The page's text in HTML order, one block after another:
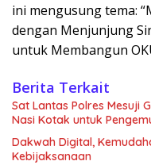
ini mengusung tema:
dengan Menjunjung
untuk Membangun
Berita Terkait
Sat Lantas Polres Mesuji
Nasi Kotak untuk
Dakwah Digital,
Kebijaksanaan